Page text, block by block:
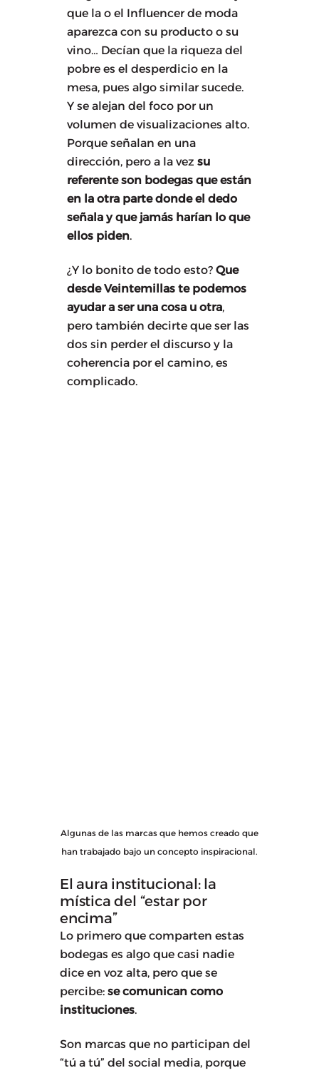
que la o el Influencer de moda
aparezca con su producto o su
vino… Decían que la riqueza del
pobre es el desperdicio en la
mesa, pues algo similar sucede.
Y se alejan del foco por un
volumen de visualizaciones alto.
Porque señalan en una
dirección, pero a la vez su
referente son bodegas que están
en la otra parte donde el dedo
señala y que jamás harían lo que
ellos piden.
¿Y lo bonito de todo esto? Que
desde Veintemillas te podemos
ayudar a ser una cosa u otra,
pero también decirte que ser las
dos sin perder el discurso y la
coherencia por el camino, es
complicado.
Algunas de las marcas que hemos creado que
han trabajado bajo un concepto inspiracional.
El aura institucional: la
mística del “estar por
encima”
Lo primero que comparten estas
bodegas es algo que casi nadie
dice en voz alta, pero que se
percibe: se comunican como
instituciones.
Son marcas que no participan del
“tú a tú” del social media, porque